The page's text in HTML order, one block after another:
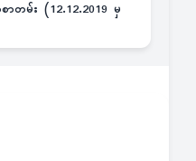
တမ်း (12.12.2019 မှ